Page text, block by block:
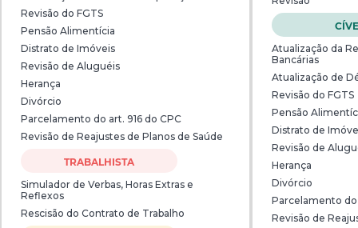
Revisão do FGTS
Pensão Alimentícia
Distrato de Imóveis
Revisão de Aluguéis
Herança
Divórcio
Parcelamento do art. 916 do CPC
Revisão de Reajustes de Planos de Saúde
TRABALHISTA
Simulador de Verbas, Horas Extras e
Reflexos
Rescisão do Contrato de Trabalho
Atualização da
Bancárias
Atualização de
Revisão do FGTS
Pensão
Distrato de
Revisão de
Herança
Divórcio
Parcelamento do
Revisão de